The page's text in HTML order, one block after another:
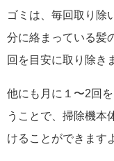
ゴミは、毎回取り除
分に絡まっている髪
回を目安に取り除き
他にも月に１〜2回
うことで、掃除機本
けることができます